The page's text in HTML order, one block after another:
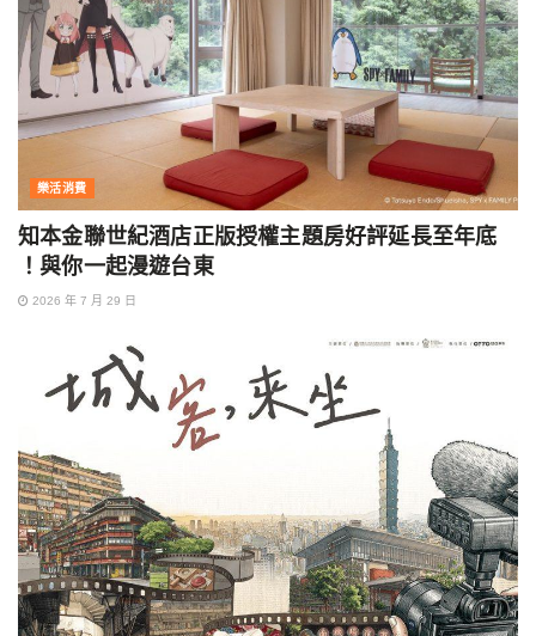
樂活消費
知本金聯世紀酒店正版授權主題房好評延長至年底
！與你一起漫遊台東
2026 年 7 月 29 日